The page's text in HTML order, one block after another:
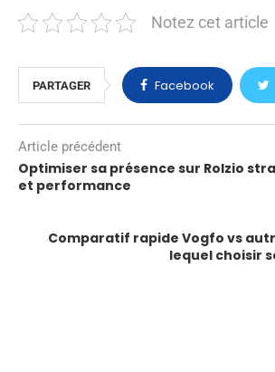
Notez cet article
PARTAGER Facebook
Article précédent
Optimiser sa présence sur Rolzio
et performance
Comparatif rapide Vogfo vs
lequel choisir